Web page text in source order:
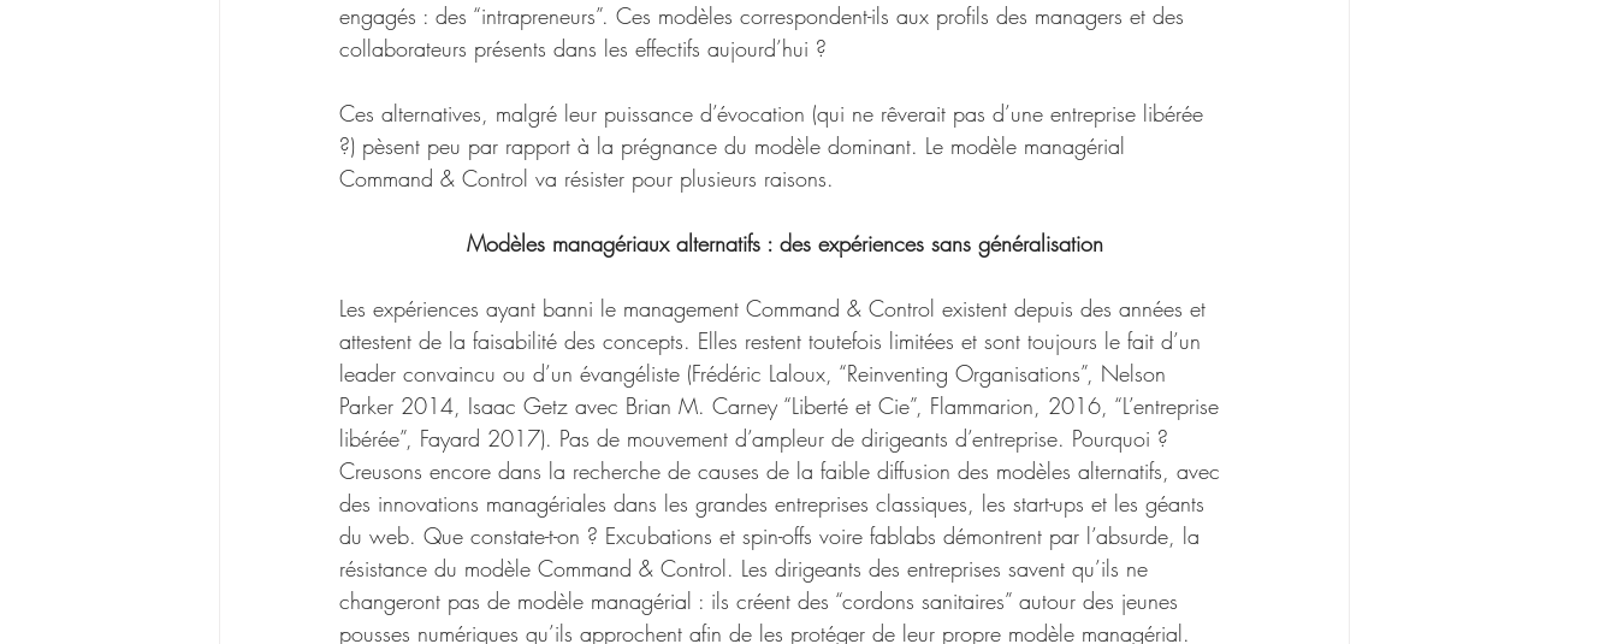
engagés : des “intrapreneurs”. Ces modèles correspondent-ils aux profils des managers et des
collaborateurs présents dans les effectifs aujourd’hui ?
Ces alternatives, malgré leur puissance d’évocation (qui ne rêverait pas d’une entreprise libérée
?) pèsent peu par rapport à la prégnance du modèle dominant. Le modèle managérial
Command & Control va résister pour plusieurs raisons.
Modèles managériaux alternatifs : des expériences sans généralisation
Les expériences ayant banni le management Command & Control existent depuis des années et
attestent de la faisabilité des concepts. Elles restent toutefois limitées et sont toujours le fait d’un
leader convaincu ou d’un évangéliste (Frédéric Laloux, “Reinventing Organisations”, Nelson
Parker 2014, Isaac Getz avec Brian M. Carney “Liberté et Cie”, Flammarion, 2016, “L’entreprise
libérée”, Fayard 2017). Pas de mouvement d’ampleur de dirigeants d’entreprise. Pourquoi ?
Creusons encore dans la recherche de causes de la faible diffusion des modèles alternatifs, avec
des innovations managériales dans les grandes entreprises classiques, les start-ups et les géants
du web. Que constate-t-on ? Excubations et spin-offs voire fablabs démontrent par l’absurde, la
résistance du modèle Command & Control. Les dirigeants des entreprises savent qu’ils ne
changeront pas de modèle managérial : ils créent des “cordons sanitaires” autour des jeunes
pousses numériques qu’ils approchent afin de les protéger de leur propre modèle managérial.